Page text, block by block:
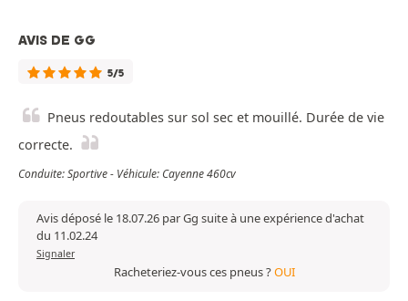
AVIS DE GG
5/5
Pneus redoutables sur sol sec et mouillé. Durée de vie
correcte.
Conduite: Sportive - Véhicule: Cayenne 460cv
Avis déposé le 18.07.26 par Gg suite à une expérience d'achat
du 11.02.24
Signaler
Racheteriez-vous ces pneus ?OUI